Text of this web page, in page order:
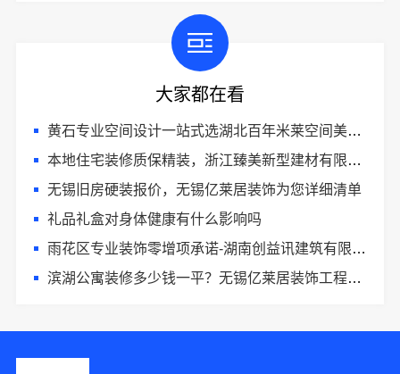
大家都在看
黄石专业空间设计一站式选湖北百年米莱空间美学装饰材料有限公司
本地住宅装修质保精装，浙江臻美新型建材有限公司安心选
无锡旧房硬装报价，无锡亿莱居装饰为您详细清单
礼品礼盒对身体健康有什么影响吗
雨花区专业装饰零增项承诺-湖南创益讯建筑有限公司
滨湖公寓装修多少钱一平？无锡亿莱居装饰工程材料有限公司精准预算